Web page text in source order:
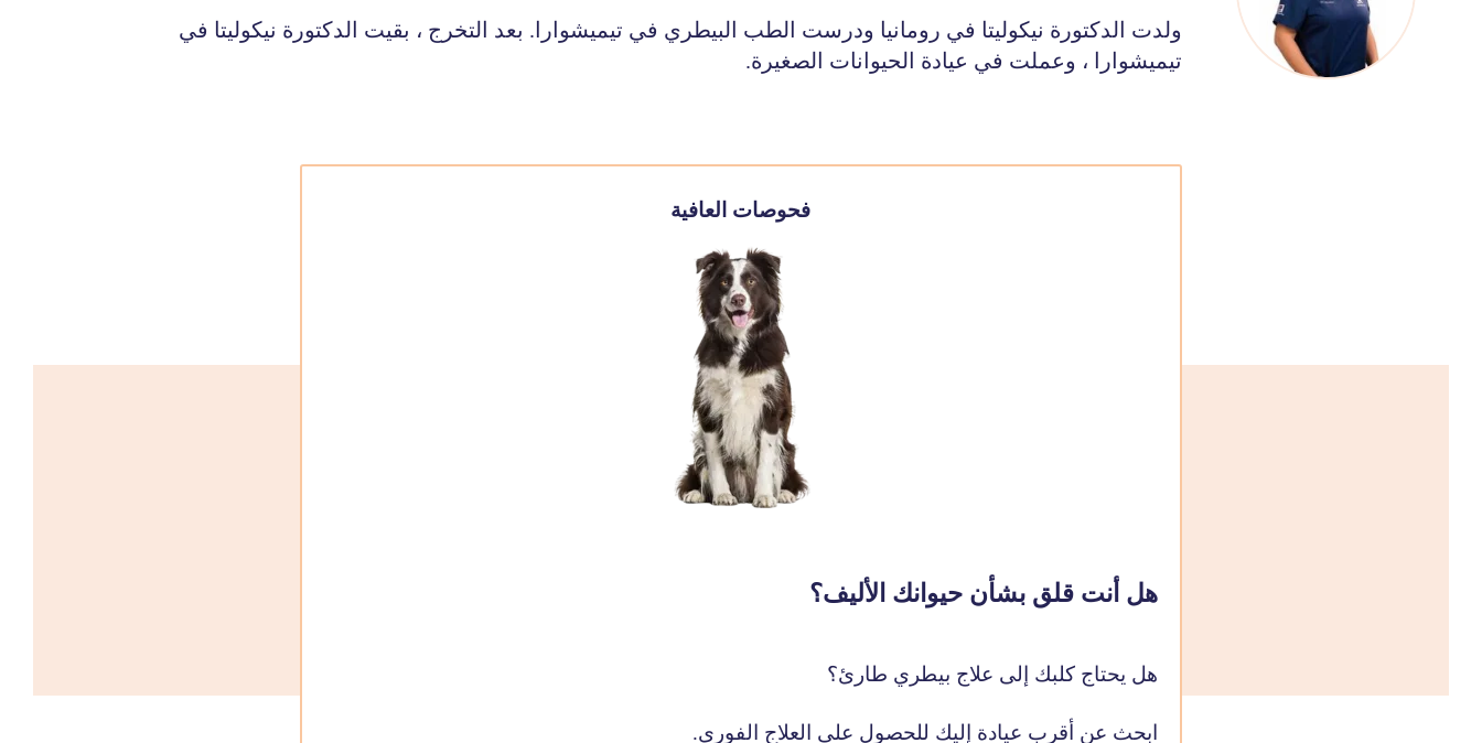
ولدت الدكتورة نيكوليتا في رومانيا ودرست الطب البيطري في تيميشوارا. بعد التخرج ، بقيت الدكتورة نيكوليتا في
تيميشوارا ، وعملت في عيادة الحيوانات الصغيرة.
فحوصات العافية
هل أنت قلق بشأن حيوانك الأليف؟
هل يحتاج كلبك إلى علاج بيطري طارئ؟
ابحث عن أقرب عيادة إليك للحصول على العلاج الفوري.